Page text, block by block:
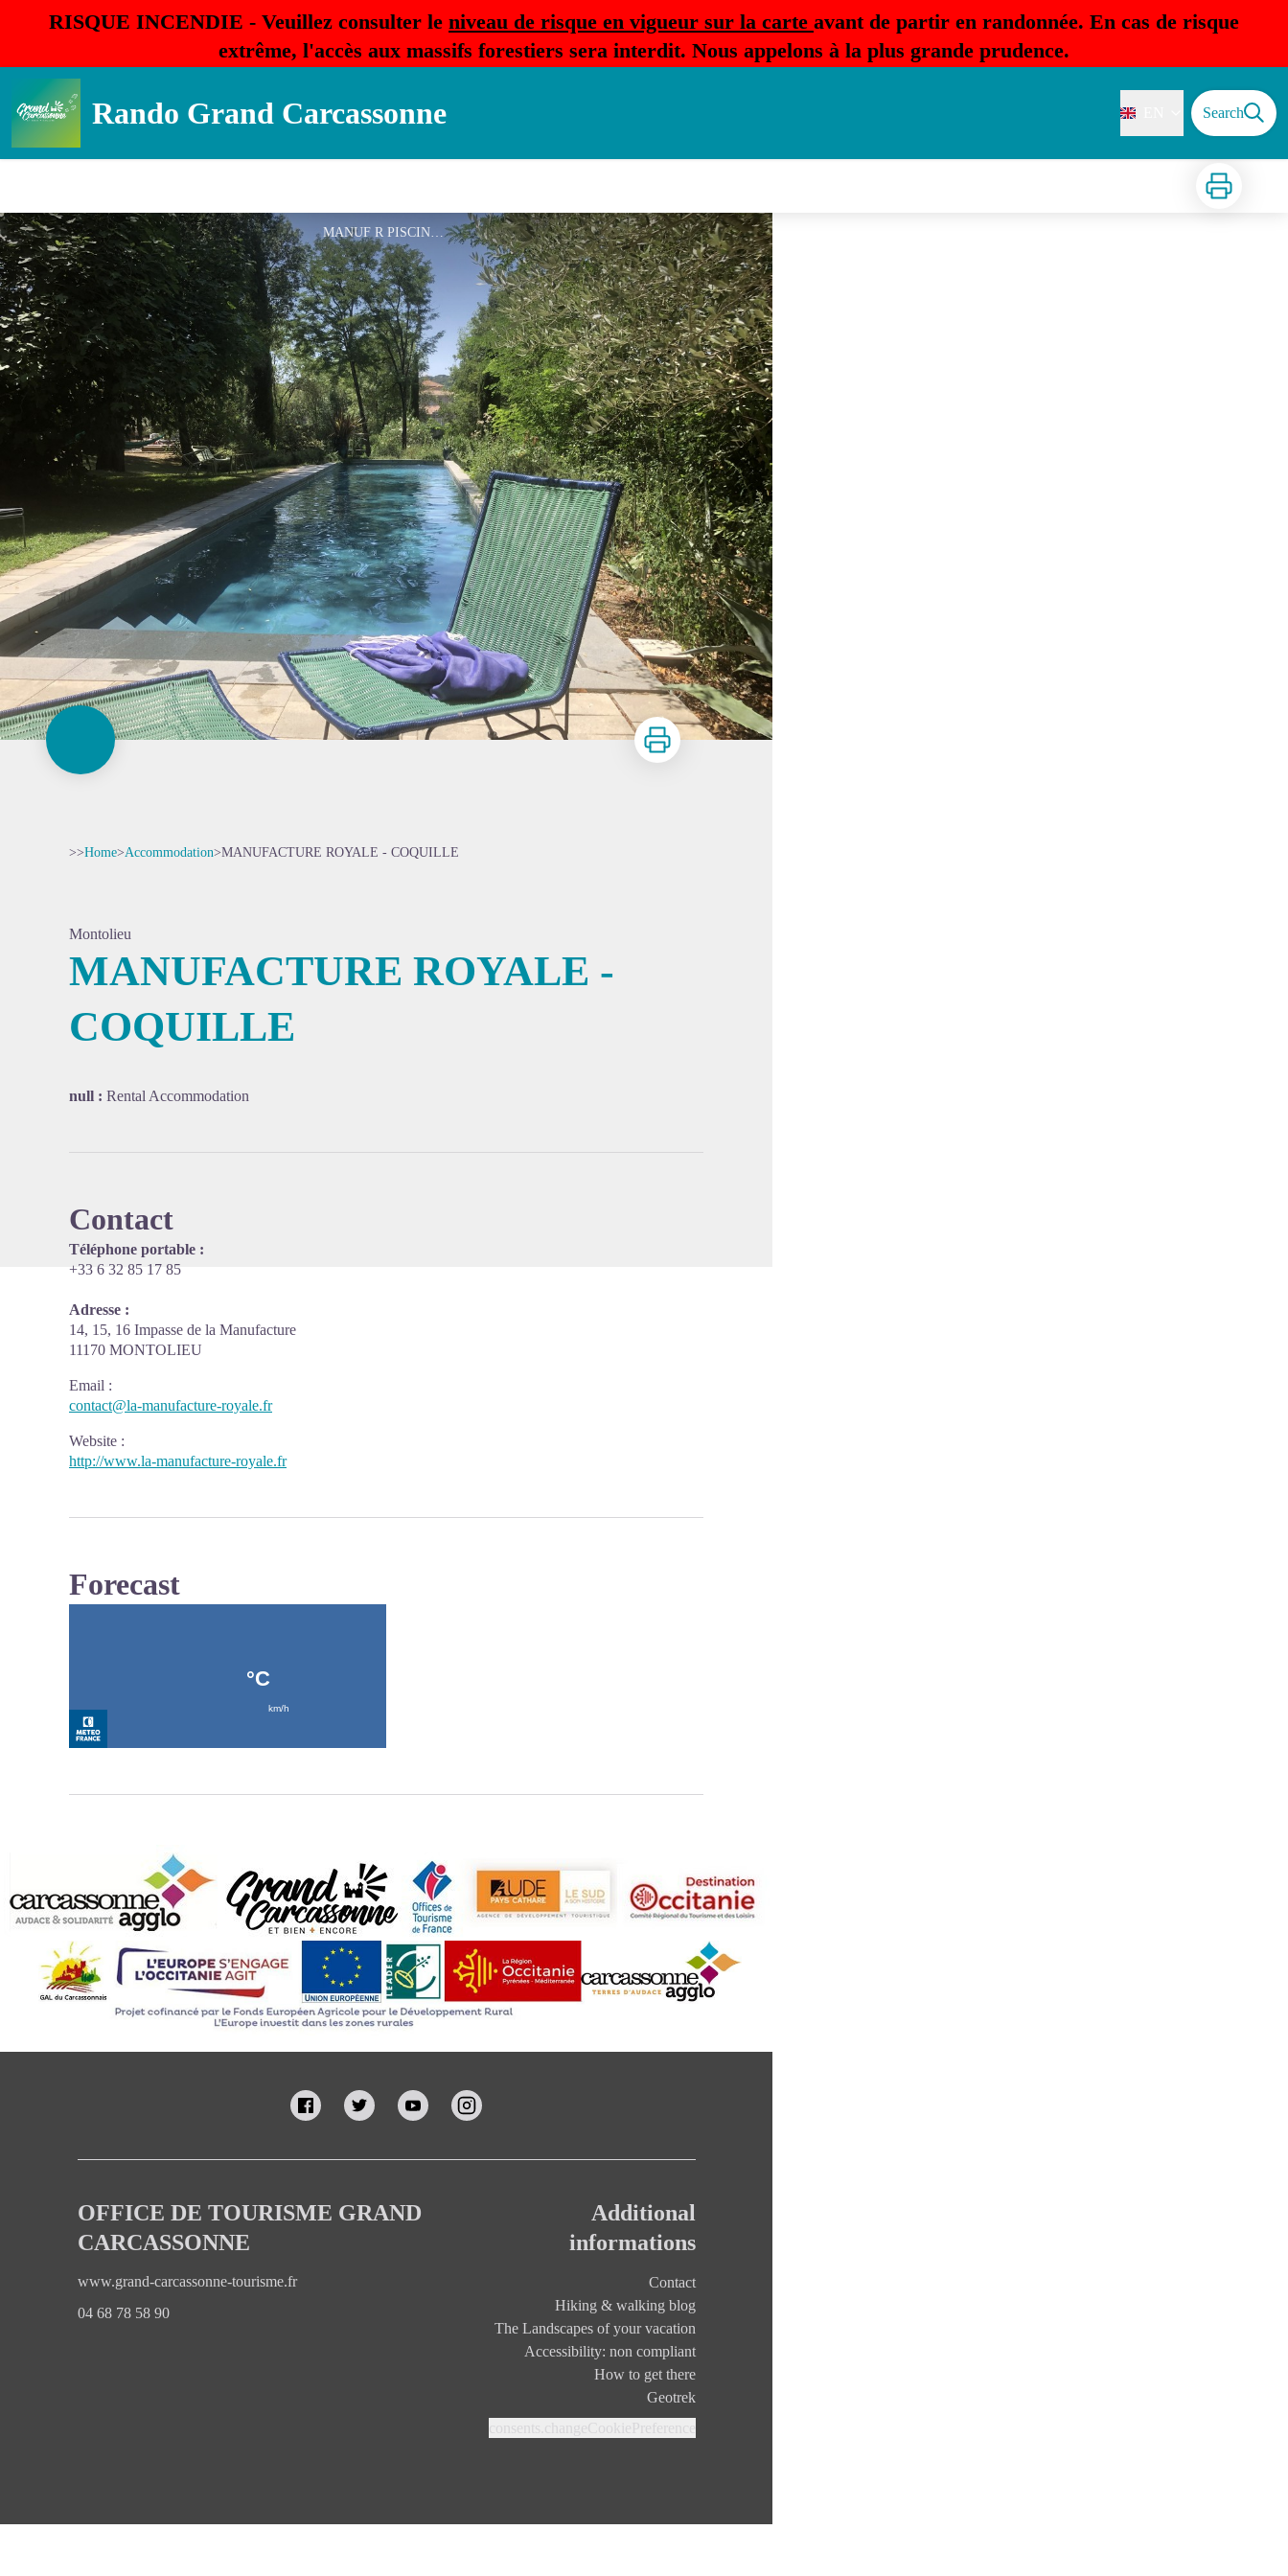
RISQUE INCENDIE - Veuillez consulter le niveau de risque en vigueur sur la carte avant de partir en randonnée. En cas de risque
extrême, l'accès aux massifs forestiers sera interdit. Nous appelons à la plus grande prudence.
Rando Grand Carcassonne Search
Print
MANUF R PISCINE A
Print
>>Home>Accommodation>MANUFACTURE ROYALE - COQUILLE
Montolieu
MANUFACTURE ROYALE -
COQUILLE
null : Rental Accommodation
Contact
Téléphone portable :
+33 6 32 85 17 85
Adresse :
14, 15, 16 Impasse de la Manufacture
11170 MONTOLIEU
Email :
contact@la-manufacture-royale.fr
Website :
http://www.la-manufacture-royale.fr
Forecast
OFFICE DE TOURISME GRAND
CARCASSONNE
www.grand-carcassonne-tourisme.fr
04 68 78 58 90
Additional
informations
Contact
Hiking & walking blog
The Landscapes of your vacation
Accessibility: non compliant
How to get there
Geotrek
consents.changeCookiePreference